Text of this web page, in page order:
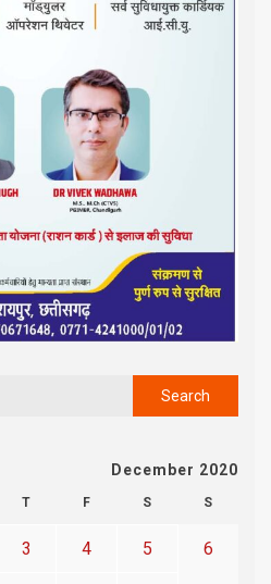
December 2020
T F S S
3 4 5 6